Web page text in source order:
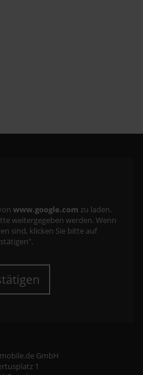
www.google.com zu laden.
weitergegeben werden. Wenn
sind, klicken Sie bitte auf
GmbH
1